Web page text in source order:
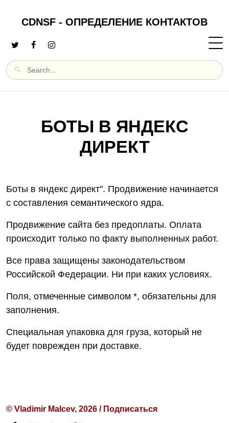
CDNSF - ОПРЕДЕЛЕНИЕ КОНТАКТОВ
БОТЫ В ЯНДЕКС
ДИРЕКТ
Боты в яндекс директ". Продвижение начинается
с составления семантического ядра.
Продвижение сайта без предоплаты. Оплата
происходит только по факту выполненных работ.
Все права защищены законодательством
Российской Федерации. Ни при каких условиях.
Поля, отмеченные символом *, обязательны для
заполнения.
Специальная упаковка для груза, который не
будет поврежден при доставке.
© Vladimir Malcev, 2026 / Подписаться